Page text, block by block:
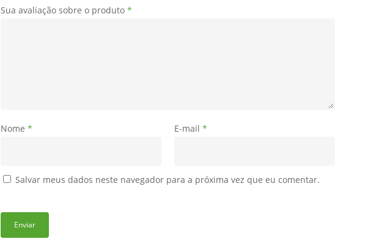
Sua avaliação sobre o produto *
Nome * E-mail*
Salvar meus dados neste navegador para a próxima vez que eu comentar.